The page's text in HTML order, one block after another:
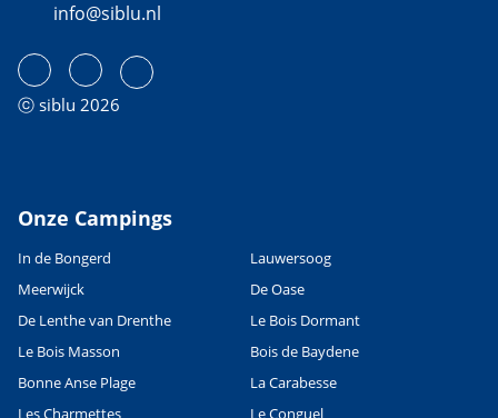
info@siblu.nl
ⓒ siblu 2026
Onze Campings
In de Bongerd
Lauwersoog
Meerwijck
De Oase
De Lenthe van Drenthe
Le Bois Dormant
Le Bois Masson
Bois de Baydene
Bonne Anse Plage
La Carabesse